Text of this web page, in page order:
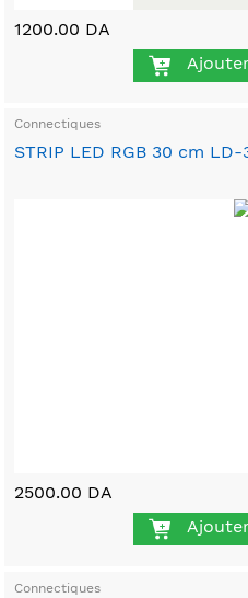
1200.00 DA
Connectiques
STRIP LED RGB 30 cm LD-
2500.00 DA
Connectiques